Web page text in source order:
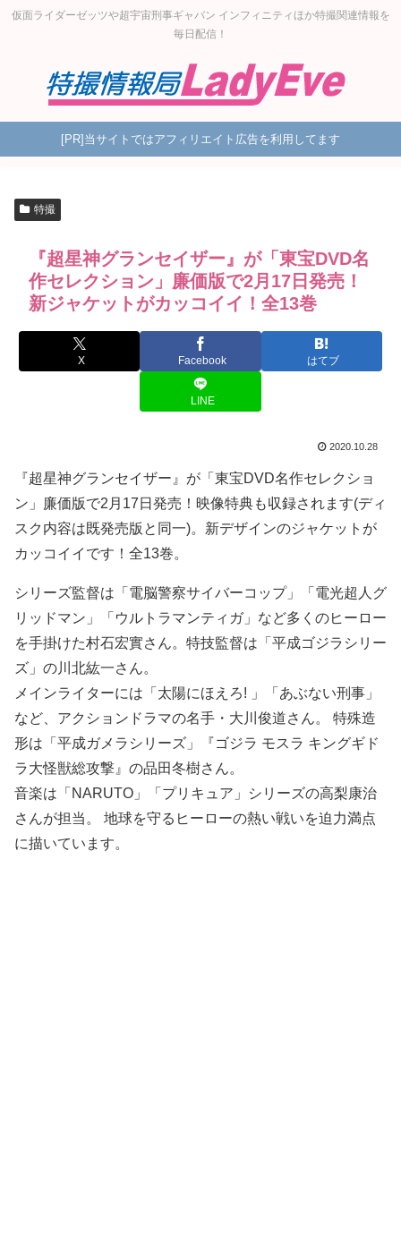
仮面ライダーゼッツや超宇宙刑事ギャバン インフィニティほか特撮関連情報を
毎日配信！
[PR]当サイトではアフィリエイト広告を利用してます
特撮
『超星神グランセイザー』が「東宝DVD名
作セレクション」廉価版で2月17日発売！
新ジャケットがカッコイイ！全13巻
X Facebook はてブ
LINE
2020.10.28
『超星神グランセイザー』が「東宝DVD名作セレクショ
ン」廉価版で2月17日発売！映像特典も収録されます(ディ
スク内容は既発売版と同一)。新デザインのジャケットが
カッコイイです！全13巻。
シリーズ監督は「電脳警察サイバーコップ」「電光超人グ
リッドマン」「ウルトラマンティガ」など多くのヒーロー
を手掛けた村石宏實さん。特技監督は「平成ゴジラシリー
ズ」の川北紘一さん。
メインライターには「太陽にほえろ! 」「あぶない刑事」
など、アクションドラマの名手・大川俊道さん。 特殊造
形は「平成ガメラシリーズ」『ゴジラ モスラ キングギド
ラ大怪獣総攻撃』の品田冬樹さん。
音楽は「NARUTO」「プリキュア」シリーズの高梨康治
さんが担当。 地球を守るヒーローの熱い戦いを迫力満点
に描いています。